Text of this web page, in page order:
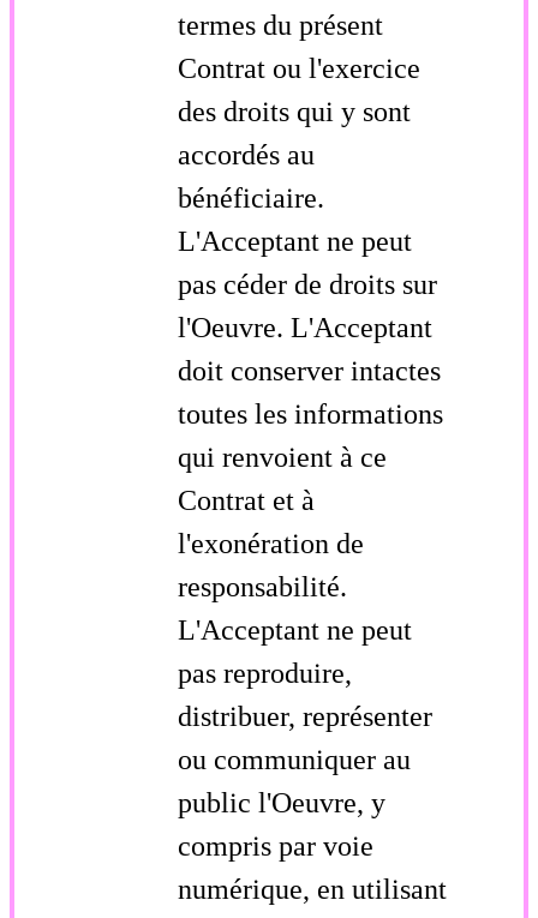
termes du présent
Contrat ou l'exercice
des droits qui y sont
accordés au
bénéficiaire.
L'Acceptant ne peut
pas céder de droits sur
l'Oeuvre. L'Acceptant
doit conserver intactes
toutes les informations
qui renvoient à ce
Contrat et à
l'exonération de
responsabilité.
L'Acceptant ne peut
pas reproduire,
distribuer, représenter
ou communiquer au
public l'Oeuvre, y
compris par voie
numérique, en utilisant